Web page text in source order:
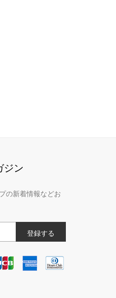
ジン
の新着情報などお